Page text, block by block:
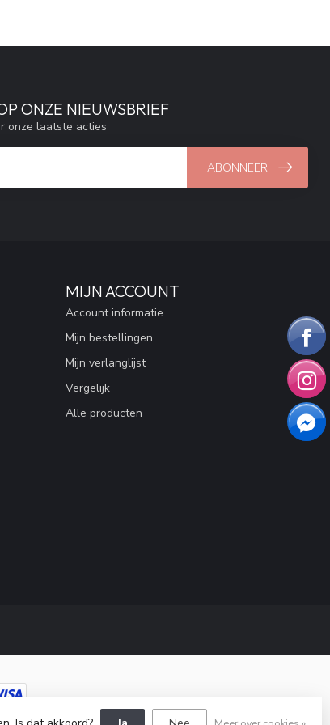
ONZE NIEUWSBRIEF
onze laatste acties
ABONNEER
MIJN ACCOUNT
Account informatie
Mijn bestellingen
Mijn verlanglijst
Vergelijk
Alle producten